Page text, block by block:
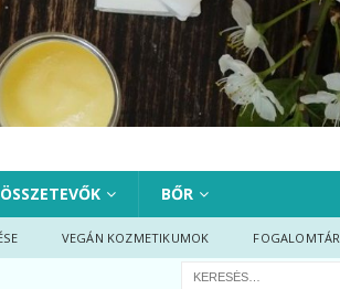
ÖSSZETEVŐK BŐR
VEGÁN KOZMETIKUMOK FOGALOMTÁR